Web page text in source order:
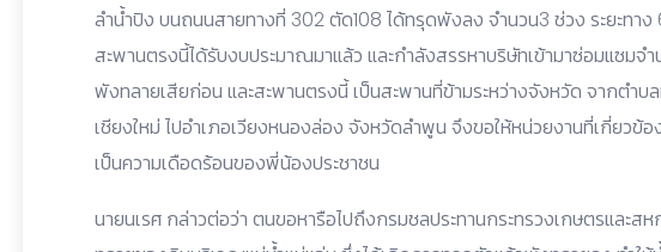
ลำน้ำปิง บนถนนสายทางที่ 302 ตัด108 ได้ทรุดพังลง จำนวน3 ช่วง ระยะทาง
สะพานตรงนี้ได้รับงบประมาณมาแล้ว และกำลังสรรหาบริษัทเข้ามาซ่อมแซมจ
พังทลายเสียก่อน และสะพานตรงนี้ เป็นสะพานที่ข้ามระหว่างจังหวัด จากตำบ
เชียงใหม่ ไปอำเภอเวียงหนองล่อง จังหวัดลำพูน จึงขอให้หน่วยงานที่เกี่ยวข้อ
เป็นความเดือดร้อนของพี่น้องประชาชน
นายนเรศ กล่าวต่อว่า ตนขอหารือไปถึงกรมชลประทานกระทรวงเกษตรแล